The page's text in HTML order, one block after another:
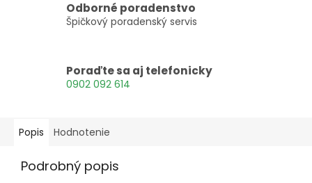
Odborné poradenstvo
Špičkový poradenský servis
Poraďte sa aj telefonicky
0902 092 614
Popis Hodnotenie
Podrobný popis